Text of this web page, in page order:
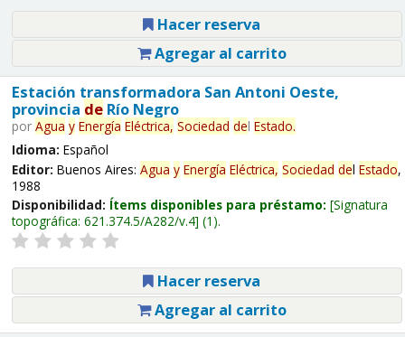
Hacer reserva
Agregar al carrito
Estación transformadora San Antoni Oeste,
provincia deRío Negro
por Agua y Energía Eléctrica, Sociedad del Estado.
Idioma: Español
Editor: Buenos Aires: Agua y Energía Eléctrica, Sociedad del Estado,
1988
Disponibilidad: Ítems disponibles para préstamo: Signatura
topográfica: 621.374.5/A282/v.4 (1).
Hacer reserva
Agregar al carrito